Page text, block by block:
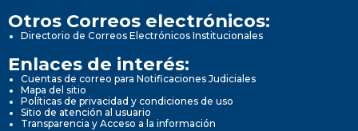
Otros Correos electrónicos:
Directorio de Correos Electrónicos Institucionales
Enlaces de interés:
Cuentas de correo para Notificaciones Judiciales
Mapa del sitio
Políticas de privacidad y condiciones de uso
Sitio de atención al usuario
Transparencia y Acceso a la información